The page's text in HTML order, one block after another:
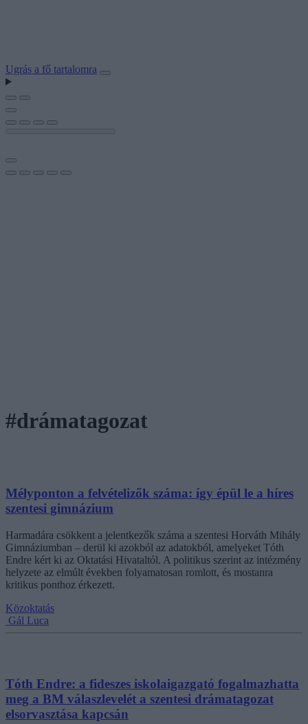
Ugrás a fő tartalomra
#drámatagozat
Mélyponton a felvételizők száma: így épül le a híres
szentesi gimnázium
Harmadára csökkent a jelentkezők száma a szentesi Horváth Mihály
Gimnáziumban – derül ki azokból az adatokból, amelyeket Tóth
Endre kért ki az Oktatási Hivataltól. A politikus szerint az intézmény
helyzete az elmúlt években folyamatosan romlott, és mostanra
kritikus ponthoz érkezett.
Közoktatás
Gál Luca
Tóth Endre: a fideszes iskolaigazgató fogalmazhatta
meg a BM válaszlevelét a szentesi drámatagozat
elsorvasztása kapcsán